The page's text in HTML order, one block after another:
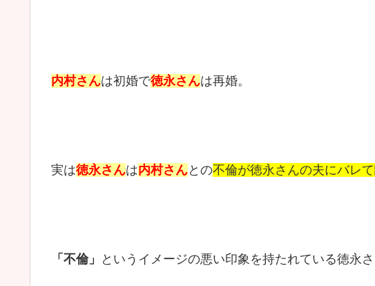
内村さんは初婚で徳永さんは再婚。
実は徳永さんは内村さんとの不倫が徳永さんの夫にバレ
「不倫」 というイメージの悪い印象を持たれている徳永